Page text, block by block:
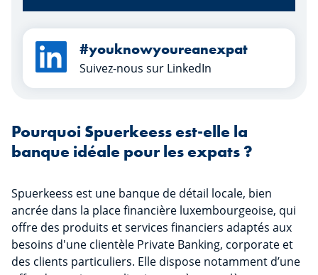
#youknowyoureanexpat
Suivez-nous sur LinkedIn
Pourquoi Spuerkeess est-elle la
banque idéale pour les expats ?
Spuerkeess est une banque de détail locale, bien
ancrée dans la place financière luxembourgeoise, qui
offre des produits et services financiers adaptés aux
besoins d'une clientèle Private Banking, corporate et
des clients particuliers. Elle dispose notamment d’une